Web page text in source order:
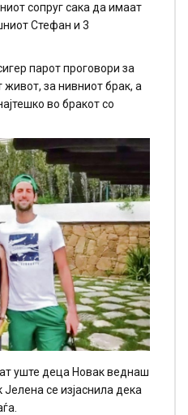
сопруг сака да имаат
Стефан и 3
парот проговори за
за нивниот брак, а
во бракот со
уште деца Новак веднаш
се изјаснила дека